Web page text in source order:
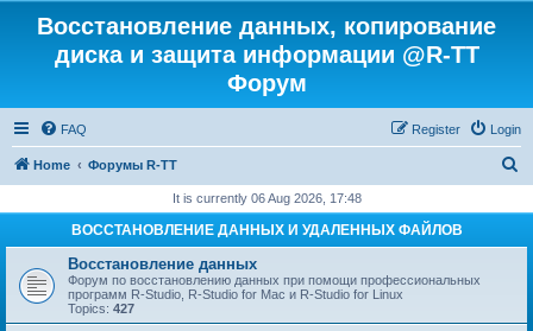
Восстановление данных, копирование
диска и защита информации @R-TT
Форум
FAQ Login
Register
Home Форумы R-TT
r
It is currently 06 Aug 2026, 17:48
ВОССТАНОВЛЕНИЕ ДАННЫХ И УДАЛЕННЫХ ФАЙЛОВ
Восстановление данных
Форум по восстановлению данных при помощи профессиональных
программ R-Studio, R-Studio for Mac и R-Studio for Linux
Topics: 427